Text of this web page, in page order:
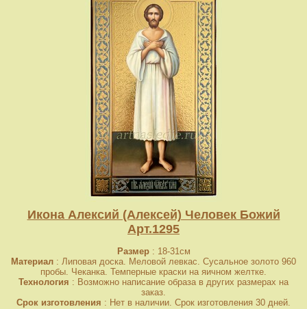
Икона Алексий (Алексей) Человек Божий
Арт.1295
Размер: 18-31см
Материал : Липовая доска. Меловой левкас. Сусальное золото 960
пробы. Чеканка. Темперные краски на яичном желтке.
Технология : Возможно написание образа в других размерах на
заказ.
Срок изготовления : Нет в наличии. Срок изготовления 30 дней.